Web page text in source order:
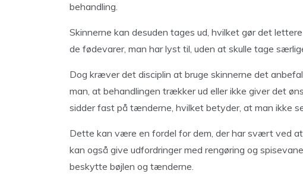
behandling.
Skinnerne kan desuden tages ud, hvilket gør det
de fødevarer, man har lyst til, uden at skulle tage
Dog kræver det disciplin at bruge skinnerne det
man, at behandlingen trækker ud eller ikke giver det
sidder fast på tænderne, hvilket betyder, at man ikke
Dette kan være en fordel for dem, der har svært ved
kan også give udfordringer med rengøring og
beskytte bøjlen og tænderne.